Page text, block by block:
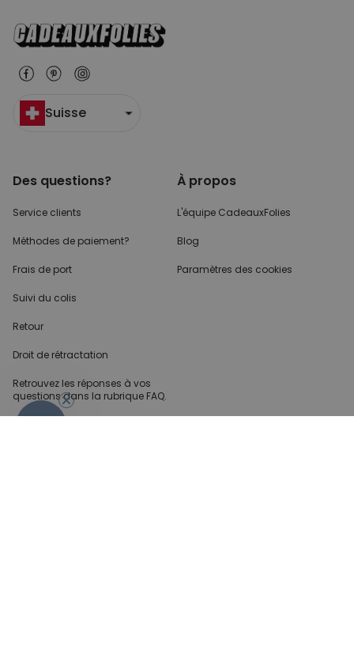
Suisse
Des questions?
Service clients
Méthodes de paiement?
Frais de port
Suivi du colis
Retour
Droit de rétractation
Retrouvez les réponses à vos
questions dans la rubrique FAQ.
À propos
L'équipe CadeauxFolies
Blog
Paramètres des cookies